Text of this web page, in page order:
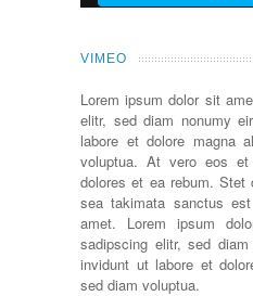
VIMEO
Lorem ipsum dolor sit
elitr, sed diam nonumy
labore et dolore magna
voluptua. At vero eos
dolores et ea rebum. Stet
sea takimata sanctus
amet. Lorem ipsum
sadipscing elitr, sed
invidunt ut labore et
sed diam voluptua.